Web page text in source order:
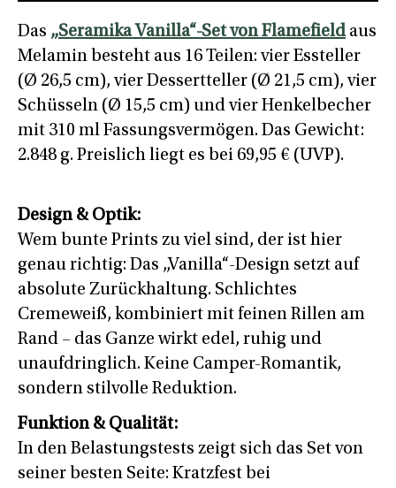
Das „Seramika Vanilla“-Set von Flamefieldaus
Melamin besteht aus 16 Teilen: vier Essteller
(Ø 26,5 cm), vier Dessertteller (Ø 21,5 cm), vier
Schüsseln (Ø 15,5 cm) und vier Henkelbecher
mit 310 ml Fassungsvermögen. Das Gewicht:
2.848 g. Preislich liegt es bei 69,95 € (UVP).
Design & Optik:
Wem bunte Prints zu viel sind, der ist hier
genau richtig: Das „Vanilla“-Design setzt auf
absolute Zurückhaltung. Schlichtes
Cremeweiß, kombiniert mit feinen Rillen am
Rand – das Ganze wirkt edel, ruhig und
unaufdringlich. Keine Camper-Romantik,
sondern stilvolle Reduktion.
Funktion & Qualität:
In den Belastungstests zeigt sich das Set von
seiner besten Seite: Kratzfest bei